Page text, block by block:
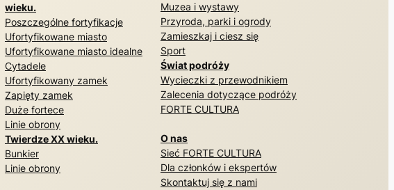
wieku.
Poszczególne fortyfikacje
Ufortyfikowane miasto
Ufortyfikowane miasto idealne
Cytadele
Ufortyfikowany zamek
Zapięty zamek
Duże fortece
Linie obrony
Twierdze XX wieku.
Bunkier
Linie obrony
Muzea i wystawy
Przyroda, parki i ogrody
Zamieszkaj i ciesz się
Sport
Świat podróży
Wycieczki z przewodnikiem
Zalecenia dotyczące podróży
FORTE CULTURA
O nas
Sieć FORTE CULTURA
Dla członków i ekspertów
Skontaktuj się z nami